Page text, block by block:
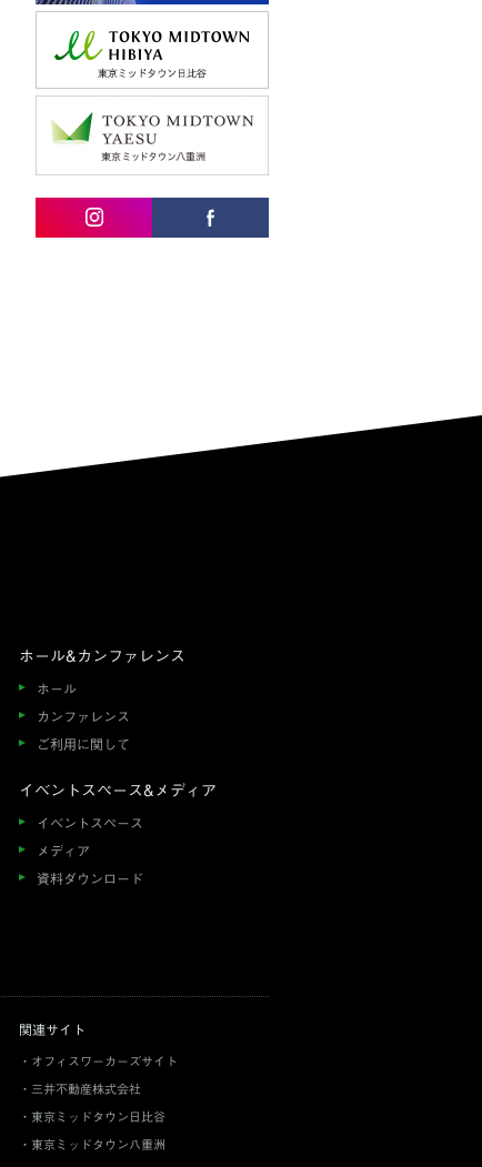
ホール&カンファレンス
ホール
カンファレンス
ご利用に関して
イベントスペース&メディア
イベントスペース
メディア
資料ダウンロード
関連サイト
オフィスワーカーズサイト
三井不動産株式会社
東京ミッドタウン日比谷
東京ミッドタウン八重洲